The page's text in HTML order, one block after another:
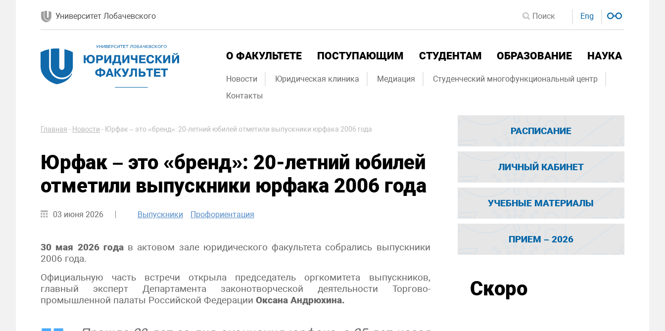
Университет Лобачевского Eng
О ФАКУЛЬТЕТЕ ПОСТУПАЮЩИМ СТУДЕНТАМ ОБРАЗОВАНИЕ НАУКА
Новости Юридическая клиника Медиация
Студенческий многофункциональный центр
Контакты
Главная - Новости - Юрфак – это «бренд»: 20-летний юбилей отметили выпускники юрфака 2006 года
Юрфак – это «бренд»: 20-летний юбилей
отметили выпускники юрфака 2006 года
03 июня 2026 Выпускники Профориентация
30 мая 2026 годав актовом зале юридического факультета собрались выпускники
2006 года.
Официальную часть встречи открыла председатель оргкомитета выпускников,
главный эксперт Департамента законотворческой деятельности Торгово-
промышленной палаты Российской Федерации Оксана Андрюхина.
РАСПИСАНИЕ
ЛИЧНЫЙ КАБИНЕТ
УЧЕБНЫЕ МАТЕРИАЛЫ
ПРИЕМ – 2026
Скоро